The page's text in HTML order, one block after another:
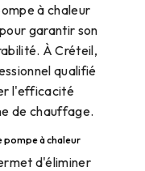
à chaleur
garantir son
À Créteil,
qualifié
l'efficacité
de chauffage.
pompe à chaleur
d'éliminer